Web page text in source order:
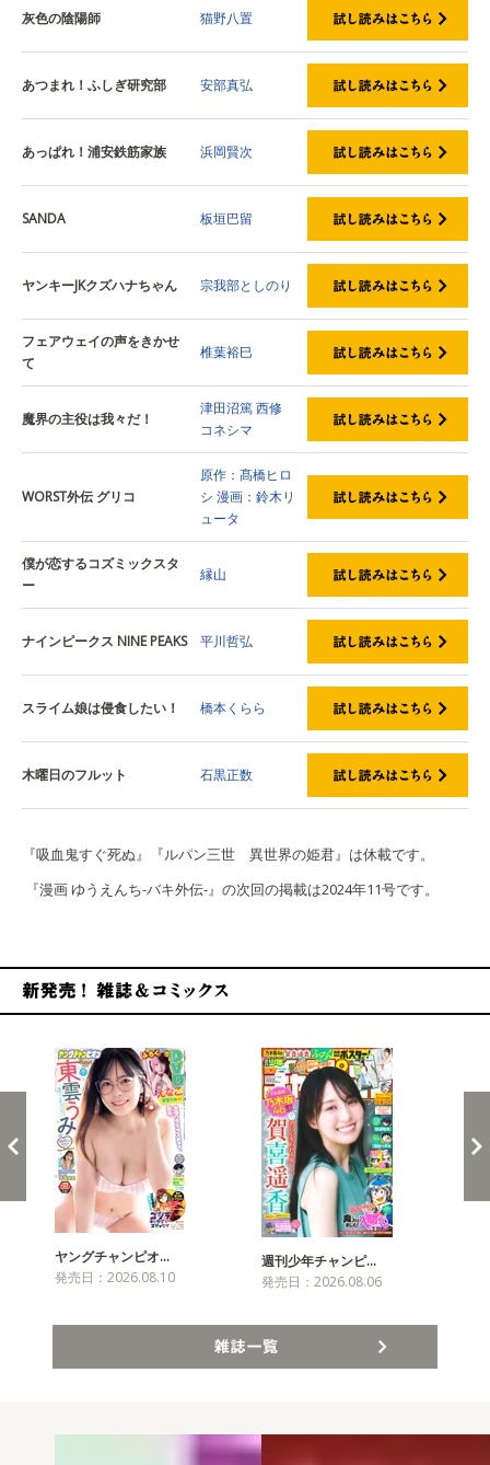
灰色の陰陽師 猫野八置
あつまれ！ふしぎ研究部 安部真弘
あっぱれ！浦安鉄筋家族 浜岡賢次
SANDA 板垣巴留
ヤンキーJKクズハナちゃん 宗我部としのり
フェアウェイの声をきかせ
て
椎葉裕巳
魔界の主役は我々だ！
津田沼篤西修
コネシマ
WORST外伝 グリコ
原作：髙橋ヒロ
シ 漫画：鈴木リ
ュータ
僕が恋するコズミックスタ
ー
縁山
ナインピークス NINE PEAKS 平川哲弘
スライム娘は侵食したい！ 橋本くらら
木曜日のフルット 石黒正数
『吸血鬼すぐ死ぬ』『ルパン三世 異世界の姫君』は休載です。
『漫画 ゆうえんち-バキ外伝-』の次回の掲載は2024年11号です。
ヤングチャンピオ…
発売日：2026.08.10
週刊少年チャンピ…
発売日：2026.08.06